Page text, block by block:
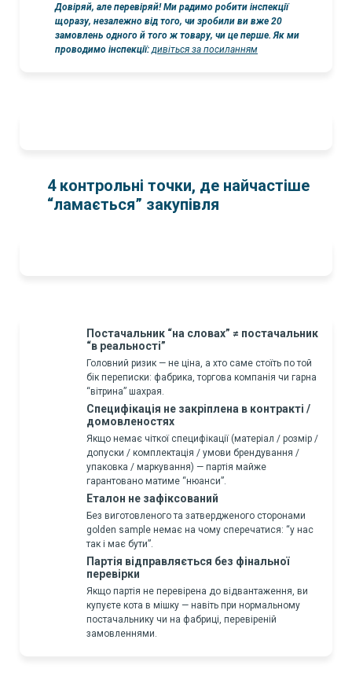
Довіряй, але перевіряй! Ми радимо робити інспекції
щоразу, незалежно від того, чи зробили ви вже 20
замовлень одного й того ж товару, чи це перше. Як ми
проводимо інспекції: дивіться за посиланням
4 контрольні точки, де найчастіше
“ламається” закупівля
Постачальник “на словах” ≠ постачальник
“в реальності”
Головний ризик — не ціна, а хто саме стоїть по той
бік переписки: фабрика, торгова компанія чи гарна
“вітрина” шахрая.
Специфікація не закріплена в контракті /
домовленостях
Якщо немає чіткої специфікації (матеріал / розмір /
допуски / комплектація / умови брендування /
упаковка / маркування) — партія майже
гарантовано матиме “нюанси”.
Еталон не зафіксований
Без виготовленого та затвердженого сторонами
golden sample немає на чому сперечатися: “у нас
так і має бути”.
Партія відправляється без фінальної
перевірки
Якщо партія не перевірена до відвантаження, ви
купуєте кота в мішку — навіть при нормальному
постачальнику чи на фабриці, перевіреній
замовленнями.